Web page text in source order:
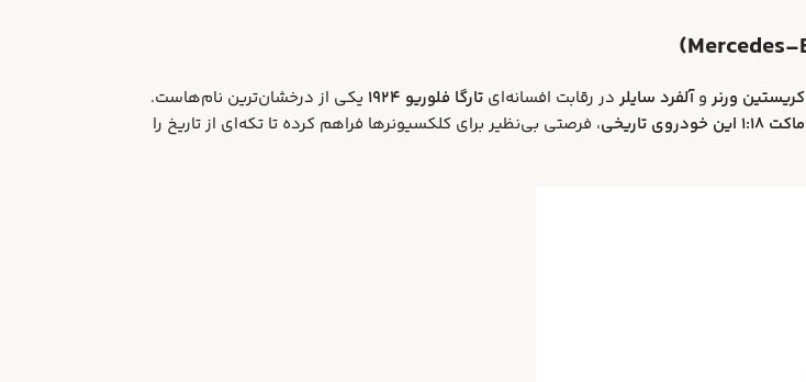
کریستین ورنروآلفرد سایلردر رقابت افسانه‌ای تارگا فلوریو ۱۹۲۴
یکی از درخشان‌ترین نام‌هاست.
ماکت 1:18 این خودروی تاریخی
، فرصتی بی‌نظیر برای کلکسیونرها فراهم کرده تا تکه‌ای از تاریخ را